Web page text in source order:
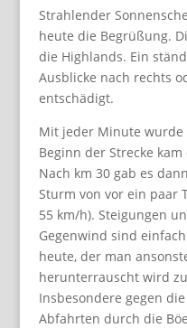
Strahlender
heute die Begrüßung.
die Highlands. Ein
Ausblicke nach rechts
entschädigt.
Mit jeder Minute
Beginn der Strecke
Nach km 30 gab es
Sturm von vor ein paar
55 km/h). Steigungen
Gegenwind sind
heute, der man
herunterrauscht wird
Insbesondere gegen
Abfahrten durch die